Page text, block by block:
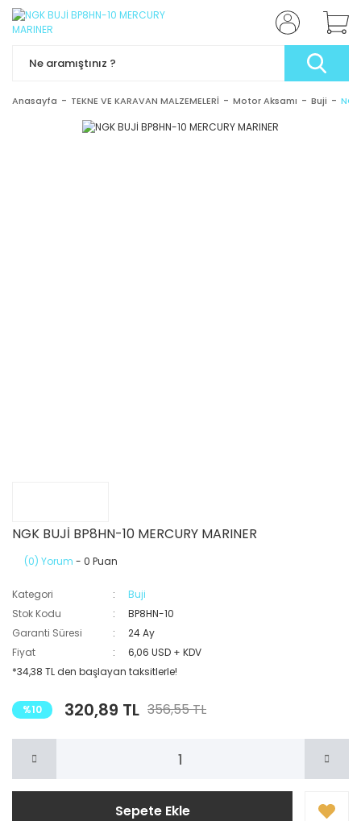
Anasayfa TEKNE VE KARAVAN MALZEMELERİ Motor Aksamı Buji
NGK BUJİ BP8HN-10 MERCURY MARINER
(0) Yorum - 0 Puan
Kategori
Buji
Stok Kodu
BP8HN-10
Garanti Süresi
24 Ay
Fiyat
6,06 USD + KDV
*34,38 TL den başlayan taksitlerle!
%10 320,89 TL 356,55 TL
Sepete Ekle